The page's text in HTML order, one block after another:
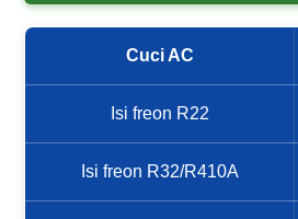
Cuci AC
Isi freon R22
Isi freon R32/R410A